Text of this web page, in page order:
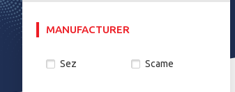
MANUFACTURER
Sez Scame